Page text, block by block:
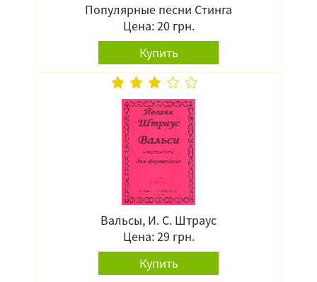
Популярные песни Стинга
Цена: 20 грн.
Купить
Вальсы, И. С. Штраус
Цена: 29 грн.
Купить